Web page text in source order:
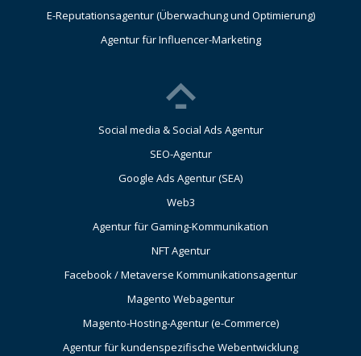
E-Reputationsagentur (Überwachung und Optimierung)
Agentur für Influencer-Marketing
Social media & Social Ads Agentur
SEO-Agentur
Google Ads Agentur (SEA)
Web3
Agentur für Gaming-Kommunikation
NFT Agentur
Facebook / Metaverse Kommunikationsagentur
Magento Webagentur
Magento-Hosting-Agentur (e-Commerce)
Agentur für kundenspezifische Webentwicklung